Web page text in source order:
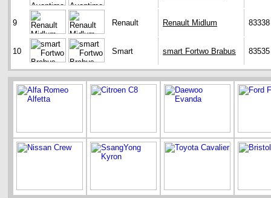
9 Renault Renault Midlum 83338
10 Smart smart Fortwo Brabus 83535